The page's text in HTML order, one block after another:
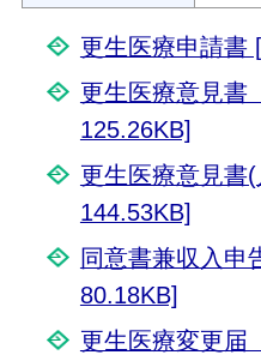
更生医療申請書
更生医療意見書
125.26KB]
更生医療意見書
144.53KB]
同意書兼収入申
80.18KB]
更生医療変更届